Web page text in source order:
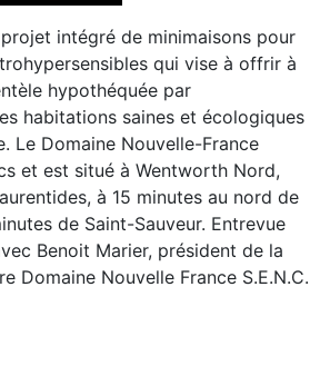
intégré de minimaisons pour
qui vise à offrir à
hypothéquée par
habitations saines et écologiques
Le Domaine Nouvelle-France
et est situé à Wentworth Nord,
à 15 minutes au nord de
de Saint-Sauveur. Entrevue
Benoit Marier, président de la
Domaine Nouvelle France S.E.N.C.